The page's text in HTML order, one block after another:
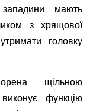
западини мають
з хрящової
головку
щільною
функцію